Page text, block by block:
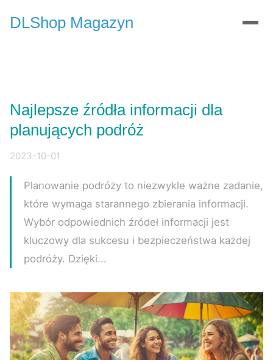
DLShop Magazyn
Najlepsze źródła informacji dla
planujących podróż
2023-10-01
Planowanie podróży to niezwykle ważne zadanie,
które wymaga starannego zbierania informacji.
Wybór odpowiednich źródeł informacji jest
kluczowy dla sukcesu i bezpieczeństwa każdej
podróży. Dzięki...